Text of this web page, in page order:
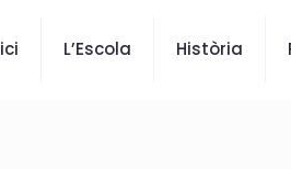
L’Escola Història